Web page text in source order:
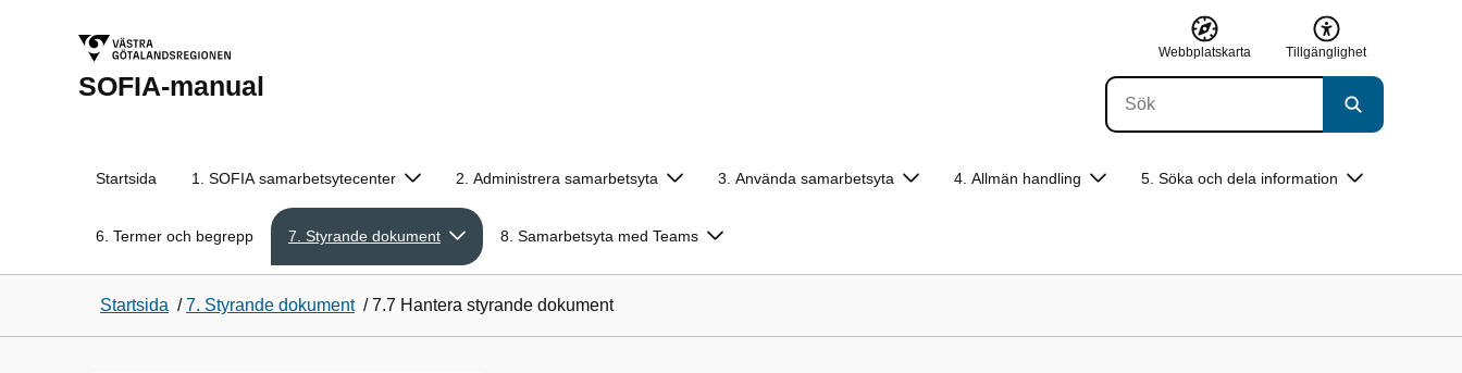
SOFIA-manual
Webbplatskarta Tillgänglighet
Startsida 1. SOFIA samarbetsytecenter 2. Administrera samarbetsyta 3. Använda samarbetsyta 4. Allmän handling 5. Söka och dela information
6. Termer och begrepp 7. Styrande dokument 8. Samarbetsyta med Teams
Startsida /7. Styrande dokument /7.7 Hantera styrande dokument